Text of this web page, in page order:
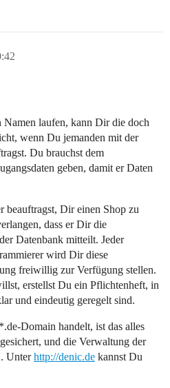
laufen, kann Dir die doch
wenn Du jemanden mit der
Du brauchst dem
geben, damit er Daten
beauftragst, Dir einen Shop zu
dass er Dir die
Datenbank mitteilt. Jeder
wird Dir diese
freiwillig zur Verfügung stellen.
erstellst Du ein Pflichtenheft, in
und eindeutig geregelt sind.
Domain handelt, ist das alles
und die Verwaltung der
Unterhttp://denic.de kannst Du